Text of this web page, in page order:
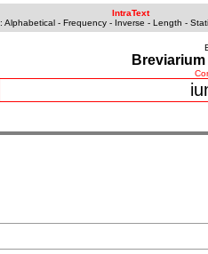
IntraText
: Alphabetical- Frequency- Inverse - Length -